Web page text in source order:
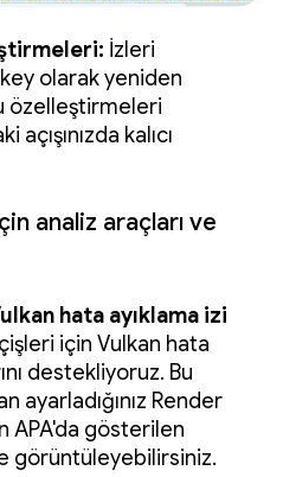
İzleri
olarak yeniden
özelleştirmeleri
kalıcı
analiz araçları ve
hata ayıklama izi
için Vulkan hata
destekliyoruz. Bu
ayarladığınız Render
APA'da gösterilen
görüntüleyebilirsiniz.